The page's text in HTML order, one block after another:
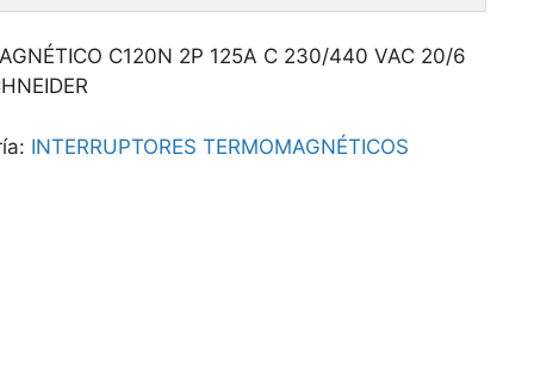
C120N 2P 125A C 230/440 VAC 20/6
INTERRUPTORES TERMOMAGNÉTICOS